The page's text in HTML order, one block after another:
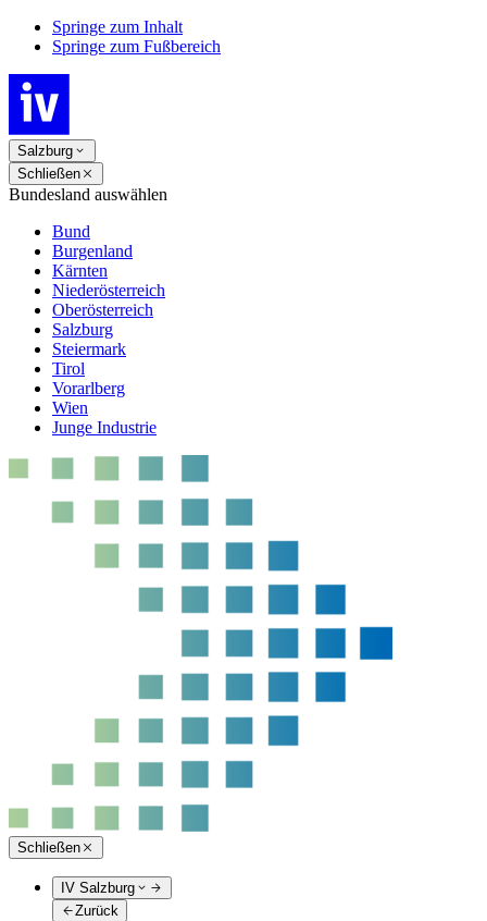
Springe zum Inhalt
Springe zum Fußbereich
Salzburg
Schließen
Bundesland auswählen
Bund
Burgenland
Kärnten
Niederösterreich
Oberösterreich
Salzburg
Steiermark
Tirol
Vorarlberg
Wien
Junge Industrie
Schließen
IV Salzburg
Zurück